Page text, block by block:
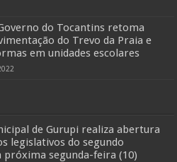
do Tocantins retoma
do Trevo da Praia e
em unidades escolares
de Gurupi realiza abertura
legislativos do segundo
próxima segunda-feira (10)